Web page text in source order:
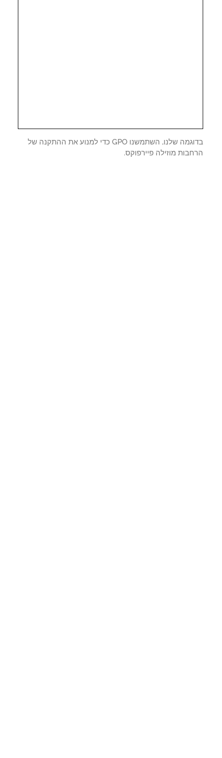
בדוגמה שלנו, השתמשנו GPO כדי למנוע את ההתקנה של
מוזילה פיירפוקס.